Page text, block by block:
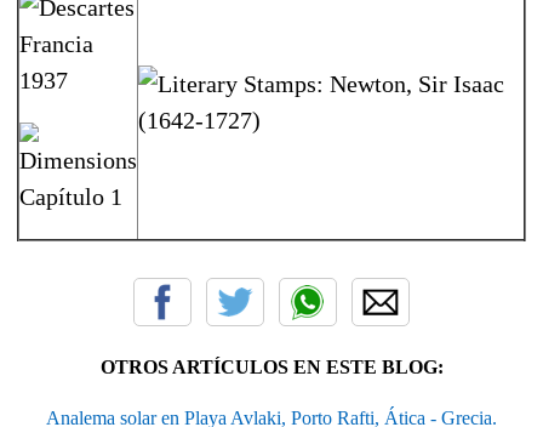
OTROS ARTÍCULOS EN ESTE BLOG:
Analema solar en Playa Avlaki, Porto Rafti, Ática - Grecia.